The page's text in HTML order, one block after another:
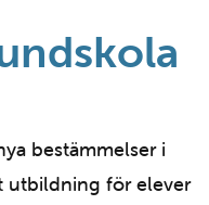
bestämmelser i
utbildning för elever